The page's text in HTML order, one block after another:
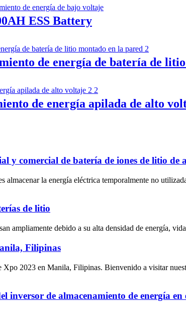
​​ESS Battery
de energía de batería de
de energía apilada de alto
y comercial de batería de iones de litio de
almacenar la energía eléctrica temporalmente no
de litio
ampliamente debido a su alta densidad de energía,
Filipinas
Xpo 2023 en Manila, Filipinas. Bienvenido a visitar
inversor de almacenamiento de energía